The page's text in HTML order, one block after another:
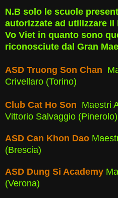
N.B solo le scuole
autorizzate ad utilizzare il
Vo Viet in quanto sono
riconosciute dal Gran
ASD Truong Son Chan
Crivellaro (Torino)
Club Cat Ho Son Maestri
Vittorio Salvaggio (Pinerolo)
ASD Can Khon Dao
(Brescia)
ASD Dung Si Academy
(Verona)